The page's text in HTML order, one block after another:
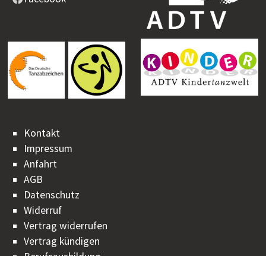
Kontakt
Impressum
Anfahrt
AGB
Datenschutz
Widerruf
Vertrag widerrufen
Vertrag kündigen